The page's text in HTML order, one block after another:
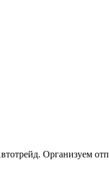
Организуем